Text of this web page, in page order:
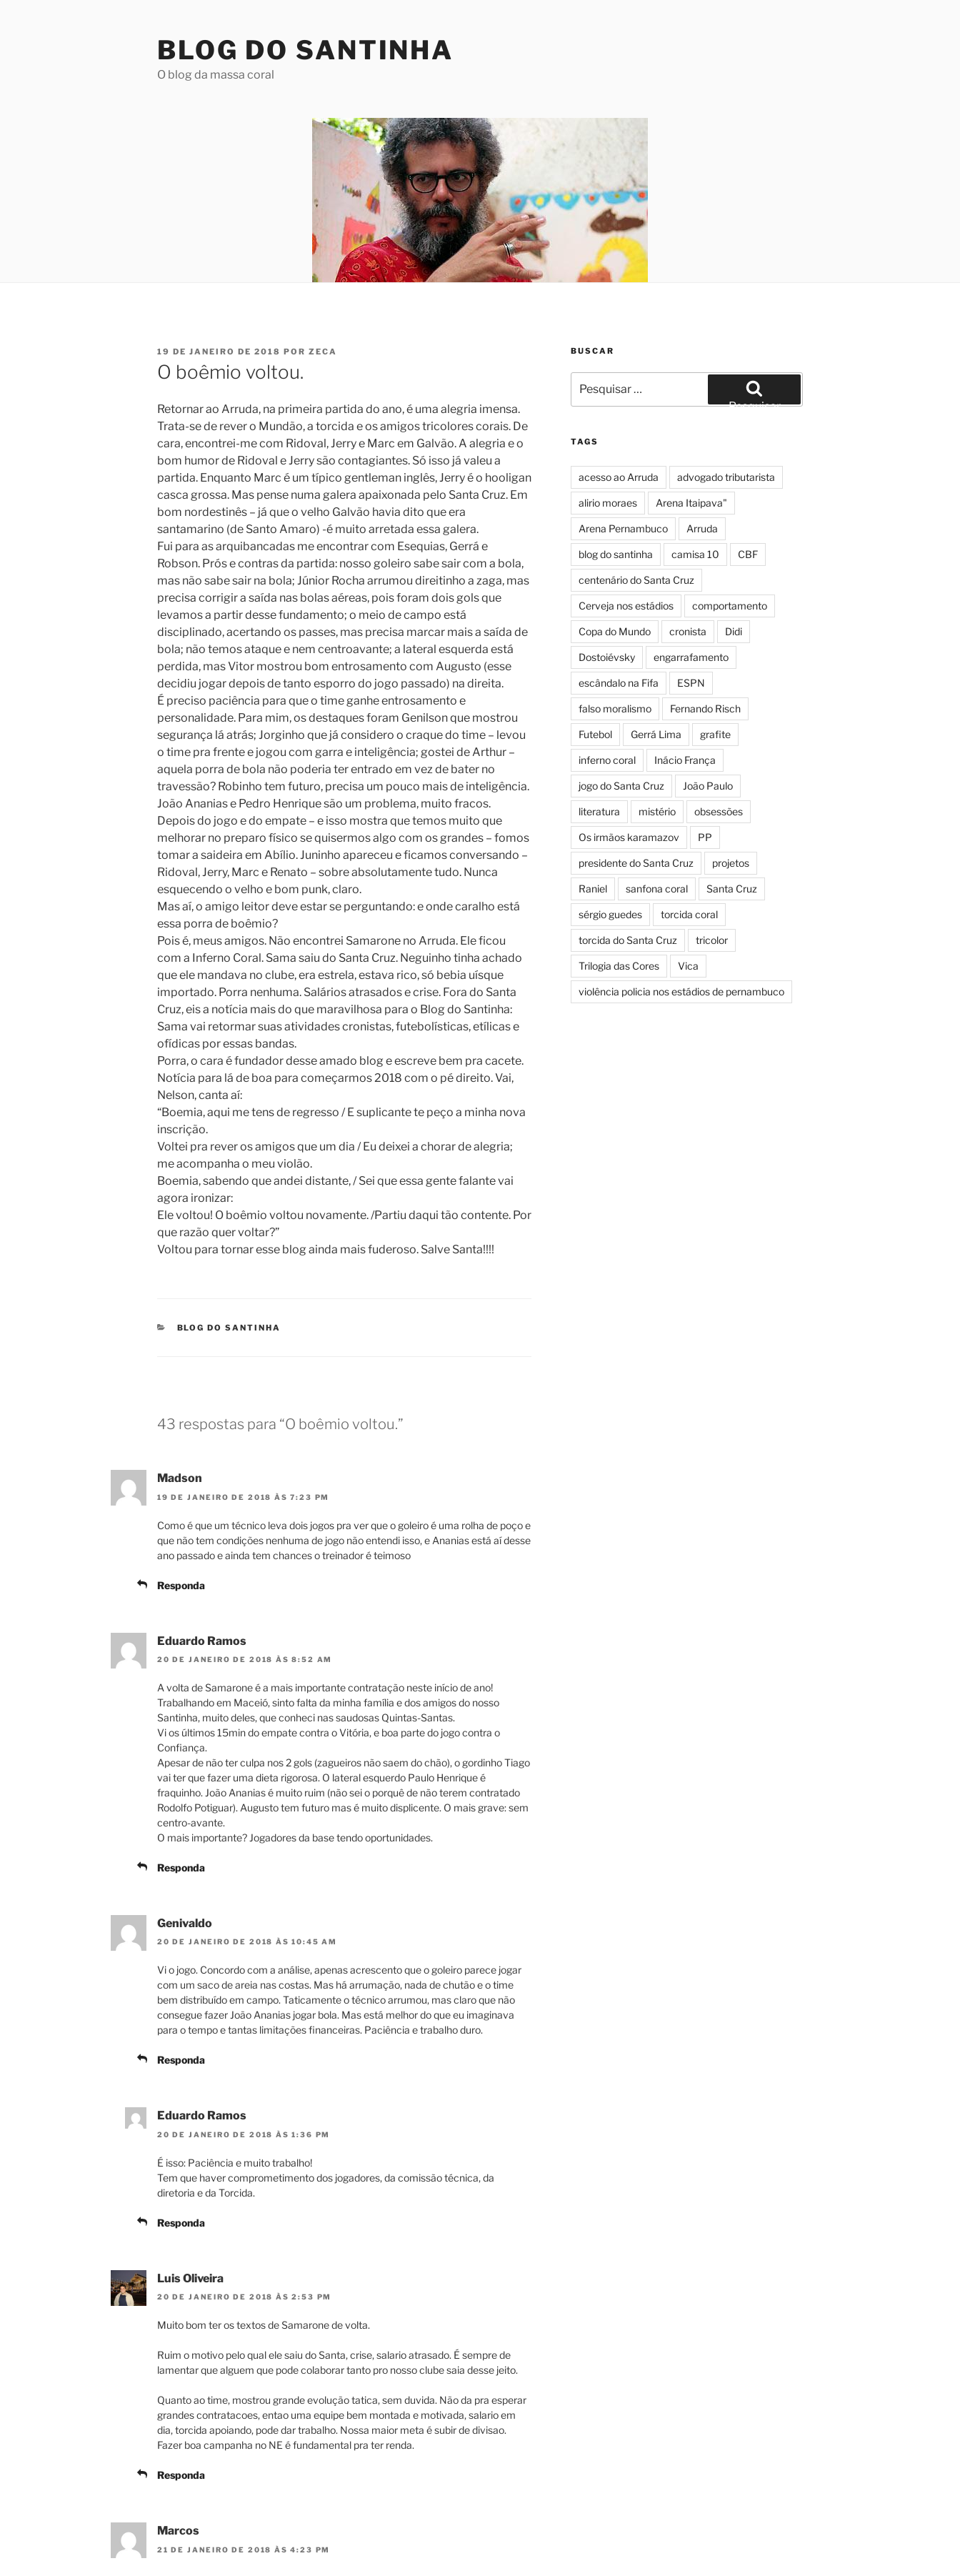
BLOG DO SANTINHA
O blog da massa coral
PUBLICADO
EM
19 DE JANEIRO DE 2018 POR ZECA
O boêmio voltou.
Retornar ao Arruda, na primeira partida do ano, é uma alegria imensa.
Trata-se de rever o Mundão, a torcida e os amigos tricolores corais. De
cara, encontrei-me com Ridoval, Jerry e Marc em Galvão. A alegria e o
bom humor de Ridoval e Jerry são contagiantes. Só isso já valeu a
partida. Enquanto Marc é um típico gentleman inglês, Jerry é o hooligan
casca grossa. Mas pense numa galera apaixonada pelo Santa Cruz. Em
bom nordestinês – já que o velho Galvão havia dito que era
santamarino (de Santo Amaro) -é muito arretada essa galera.
Fui para as arquibancadas me encontrar com Esequias, Gerrá e
Robson. Prós e contras da partida: nosso goleiro sabe sair com a bola,
mas não sabe sair na bola; Júnior Rocha arrumou direitinho a zaga, mas
precisa corrigir a saída nas bolas aéreas, pois foram dois gols que
levamos a partir desse fundamento; o meio de campo está
disciplinado, acertando os passes, mas precisa marcar mais a saída de
bola; não temos ataque e nem centroavante; a lateral esquerda está
perdida, mas Vitor mostrou bom entrosamento com Augusto (esse
decidiu jogar depois de tanto esporro do jogo passado) na direita.
É preciso paciência para que o time ganhe entrosamento e
personalidade. Para mim, os destaques foram Genilson que mostrou
segurança lá atrás; Jorginho que já considero o craque do time – levou
o time pra frente e jogou com garra e inteligência; gostei de Arthur –
aquela porra de bola não poderia ter entrado em vez de bater no
travessão? Robinho tem futuro, precisa um pouco mais de inteligência.
João Ananias e Pedro Henrique são um problema, muito fracos.
Depois do jogo e do empate – e isso mostra que temos muito que
melhorar no preparo físico se quisermos algo com os grandes – fomos
tomar a saideira em Abílio. Juninho apareceu e ficamos conversando –
Ridoval, Jerry, Marc e Renato – sobre absolutamente tudo. Nunca
esquecendo o velho e bom punk, claro.
Mas aí, o amigo leitor deve estar se perguntando: e onde caralho está
essa porra de boêmio?
Pois é, meus amigos. Não encontrei Samarone no Arruda. Ele ficou
com a Inferno Coral. Sama saiu do Santa Cruz. Neguinho tinha achado
que ele mandava no clube, era estrela, estava rico, só bebia uísque
importado. Porra nenhuma. Salários atrasados e crise. Fora do Santa
Cruz, eis a notícia mais do que maravilhosa para o Blog do Santinha:
Sama vai retormar suas atividades cronistas, futebolísticas, etílicas e
ofídicas por essas bandas.
Porra, o cara é fundador desse amado blog e escreve bem pra cacete.
Notícia para lá de boa para começarmos 2018 com o pé direito. Vai,
Nelson, canta aí:
“Boemia, aqui me tens de regresso / E suplicante te peço a minha nova
inscrição.
Voltei pra rever os amigos que um dia / Eu deixei a chorar de alegria;
me acompanha o meu violão.
Boemia, sabendo que andei distante, / Sei que essa gente falante vai
agora ironizar:
Ele voltou! O boêmio voltou novamente. /Partiu daqui tão contente. Por
que razão quer voltar?”
Voltou para tornar esse blog ainda mais fuderoso. Salve Santa!!!!
CATEGORIAS
BLOG DO SANTINHA
43 respostas para “O boêmio voltou.”
Madson
19 DE JANEIRO DE 2018 ÀS 7:23 PM
Como é que um técnico leva dois jogos pra ver que o goleiro é uma rolha de poço e
que não tem condições nenhuma de jogo não entendi isso, e Ananias está aí desse
ano passado e ainda tem chances o treinador é teimoso
Responda
Eduardo Ramos
20 DE JANEIRO DE 2018 ÀS 8:52 AM
A volta de Samarone é a mais importante contratação neste início de ano!
Trabalhando em Maceió, sinto falta da minha família e dos amigos do nosso
Santinha, muito deles, que conheci nas saudosas Quintas-Santas.
Vi os últimos 15min do empate contra o Vitória, e boa parte do jogo contra o
Confiança.
Apesar de não ter culpa nos 2 gols (zagueiros não saem do chão), o gordinho Tiago
vai ter que fazer uma dieta rigorosa. O lateral esquerdo Paulo Henrique é
fraquinho. João Ananias é muito ruim (não sei o porquê de não terem contratado
Rodolfo Potiguar). Augusto tem futuro mas é muito displicente. O mais grave: sem
centro-avante.
O mais importante? Jogadores da base tendo oportunidades.
Responda
Genivaldo
20 DE JANEIRO DE 2018 ÀS 10:45 AM
Vi o jogo. Concordo com a análise, apenas acrescento que o goleiro parece jogar
com um saco de areia nas costas. Mas há arrumação, nada de chutão e o time
bem distribuído em campo. Taticamente o técnico arrumou, mas claro que não
consegue fazer João Ananias jogar bola. Mas está melhor do que eu imaginava
para o tempo e tantas limitações financeiras. Paciência e trabalho duro.
Responda
Eduardo Ramos
20 DE JANEIRO DE 2018 ÀS 1:36 PM
É isso: Paciência e muito trabalho!
Tem que haver comprometimento dos jogadores, da comissão técnica, da
diretoria e da Torcida.
Responda
Luis Oliveira
20 DE JANEIRO DE 2018 ÀS 2:53 PM
Muito bom ter os textos de Samarone de volta.
Ruim o motivo pelo qual ele saiu do Santa, crise, salario atrasado. É sempre de
lamentar que alguem que pode colaborar tanto pro nosso clube saia desse jeito.
Quanto ao time, mostrou grande evolução tatica, sem duvida. Não da pra esperar
grandes contratacoes, entao uma equipe bem montada e motivada, salario em
dia, torcida apoiando, pode dar trabalho. Nossa maior meta é subir de divisao.
Fazer boa campanha no NE é fundamental pra ter renda.
Responda
Marcos
21 DE JANEIRO DE 2018 ÀS 4:23 PM
BUSCAR
por:
Pesquisar
TAGS
acesso ao Arruda advogado tributarista
alirio moraes Arena Itaipava"
Arena Pernambuco Arruda
blog do santinha camisa 10 CBF
centenário do Santa Cruz
Cerveja nos estádios comportamento
Copa do Mundo cronista Didi
Dostoiévsky engarrafamento
escândalo na Fifa ESPN
falso moralismo Fernando Risch
Futebol Gerrá Lima grafite
inferno coral Inácio França
jogo do Santa Cruz João Paulo
literatura mistério obsessões
Os irmãos karamazov PP
presidente do Santa Cruz projetos
Raniel sanfona coral Santa Cruz
sérgio guedes torcida coral
torcida do Santa Cruz tricolor
Trilogia das Cores Vica
violência policia nos estádios de pernambuco